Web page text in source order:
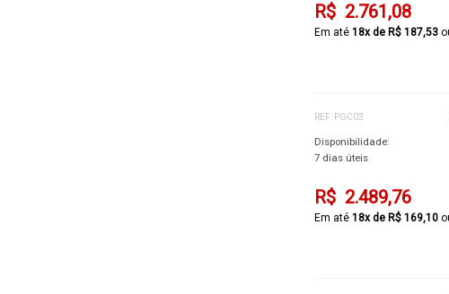
R$ 2.761,08
18x de R$ 187,53
REF: PGC03
Disponibilidade:
7 dias úteis
R$ 2.489,76
18x de R$ 169,10